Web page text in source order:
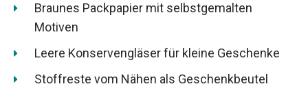
Braunes Packpapier mit selbstgemalten
Motiven
Leere Konservengläser für kleine Geschenke
Stoffreste vom Nähen als Geschenkbeutel